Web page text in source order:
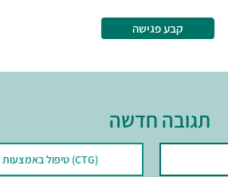
קבע פגישה
תגובה חדשה